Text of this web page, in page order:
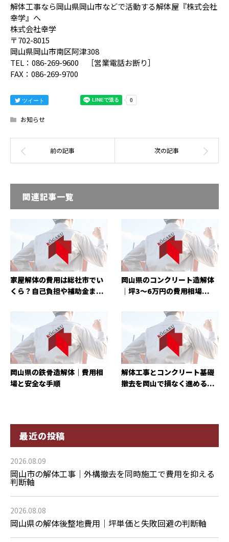
解体工事なら岡山県岡山市などで活動する解体屋『株式会社
幸学』へ
株式会社幸学
〒702-8015
岡山県岡山市南区阿津308
TEL：086-269-9600 ［営業電話お断り］
FAX：086-269-9700
ツイート
お知らせ
関連記事一覧
家屋解体の費用は総社市でい
くら？自己負担や補助金ま...
岡山県のコンクリート造解体
｜坪3〜6万円の費用相場...
岡山県の鉄骨造解体｜費用相
場と安全な手順
解体工事とコンクリート基礎
撤去を岡山で損なく進める...
最近の投稿
2026.08.09
岡山市の解体工事｜外構撤去を同時施工で費用を抑える
判断軸
2026.08.08
岡山県の解体後整地費用｜坪単価と失敗回避の判断軸